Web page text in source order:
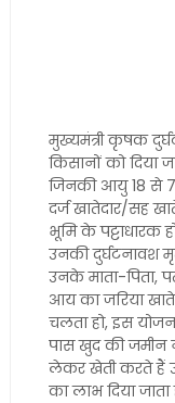
मुख्यमंत्री कृषक
किसानों को दिया
जिनकी आयु 18 से
दर्ज खातेदार/सह
भूमि के पट्टाधारक
उनकी दुर्घटनावश
उनके माता-पिता,
आय का जरिया
चलता हो, इस
पास खुद की जमीन
लेकर खेती करते हैं
का लाभ दिया जाता